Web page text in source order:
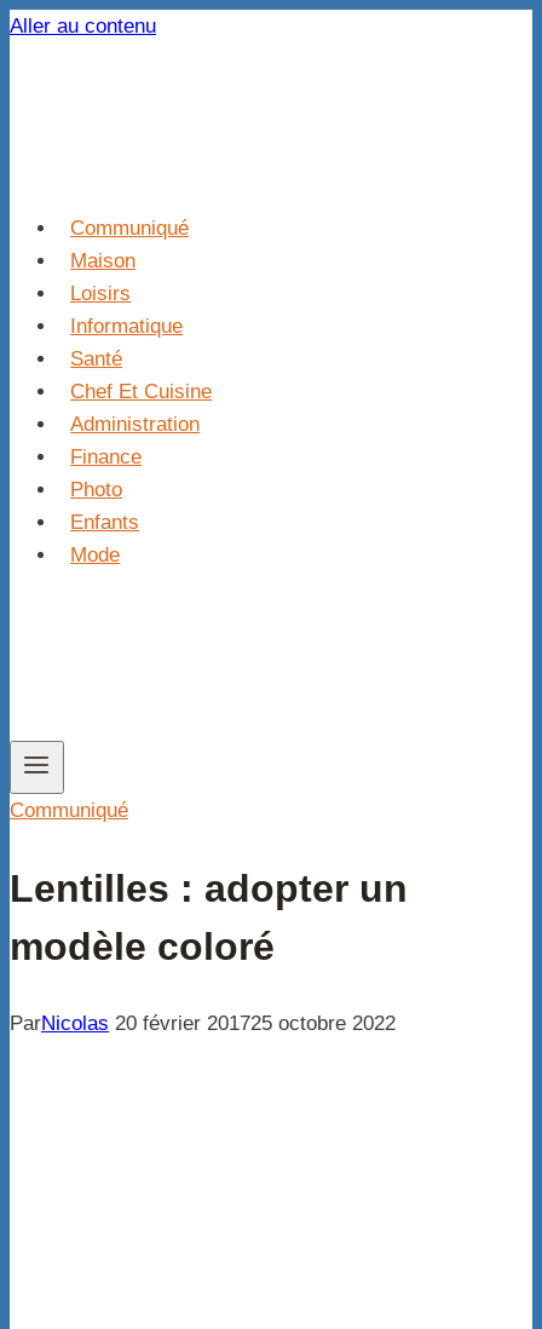
Aller au contenu
Communiqué
Maison
Loisirs
Informatique
Santé
Chef Et Cuisine
Administration
Finance
Photo
Enfants
Mode
Communiqué
Lentilles : adopter un
modèle coloré
ParNicolas 20 février 201725 octobre 2022